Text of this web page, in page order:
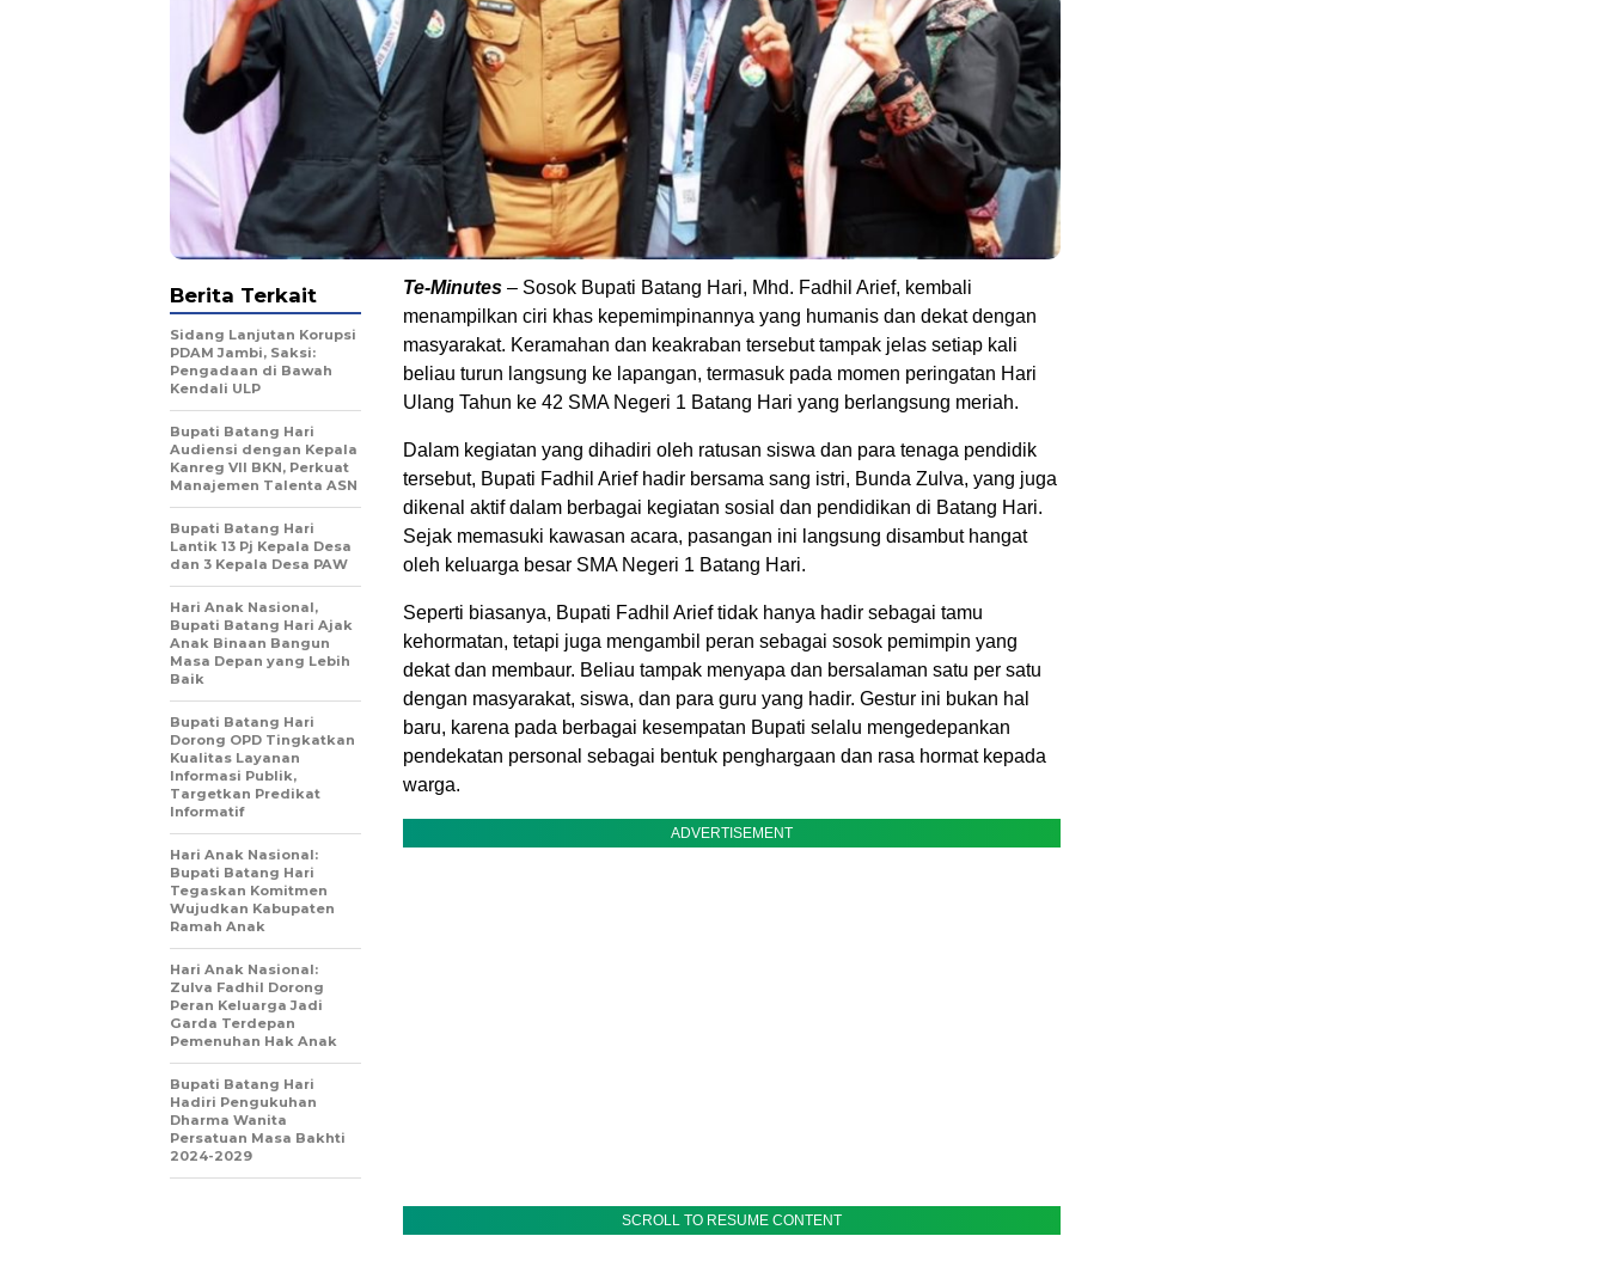
Te-Minutes – Sosok Bupati Batang Hari, Mhd. Fadhil Arief, kembali
menampilkan ciri khas kepemimpinannya yang humanis dan dekat dengan
masyarakat. Keramahan dan keakraban tersebut tampak jelas setiap kali
beliau turun langsung ke lapangan, termasuk pada momen peringatan Hari
Ulang Tahun ke 42 SMA Negeri 1 Batang Hari yang berlangsung meriah.
Dalam kegiatan yang dihadiri oleh ratusan siswa dan para tenaga pendidik
tersebut, Bupati Fadhil Arief hadir bersama sang istri, Bunda Zulva, yang juga
dikenal aktif dalam berbagai kegiatan sosial dan pendidikan di Batang Hari.
Sejak memasuki kawasan acara, pasangan ini langsung disambut hangat
oleh keluarga besar SMA Negeri 1 Batang Hari.
Seperti biasanya, Bupati Fadhil Arief tidak hanya hadir sebagai tamu
kehormatan, tetapi juga mengambil peran sebagai sosok pemimpin yang
dekat dan membaur. Beliau tampak menyapa dan bersalaman satu per satu
dengan masyarakat, siswa, dan para guru yang hadir. Gestur ini bukan hal
baru, karena pada berbagai kesempatan Bupati selalu mengedepankan
pendekatan personal sebagai bentuk penghargaan dan rasa hormat kepada
warga.
ADVERTISEMENT
SCROLL TO RESUME CONTENT
Berita Terkait
Sidang Lanjutan Korupsi
PDAM Jambi, Saksi:
Pengadaan di Bawah
Kendali ULP
Bupati Batang Hari
Audiensi dengan Kepala
Kanreg VII BKN, Perkuat
Manajemen Talenta ASN
Bupati Batang Hari
Lantik 13 Pj Kepala Desa
dan 3 Kepala Desa PAW
Hari Anak Nasional,
Bupati Batang Hari Ajak
Anak Binaan Bangun
Masa Depan yang Lebih
Baik
Bupati Batang Hari
Dorong OPD Tingkatkan
Kualitas Layanan
Informasi Publik,
Targetkan Predikat
Informatif
Hari Anak Nasional:
Bupati Batang Hari
Tegaskan Komitmen
Wujudkan Kabupaten
Ramah Anak
Hari Anak Nasional:
Zulva Fadhil Dorong
Peran Keluarga Jadi
Garda Terdepan
Pemenuhan Hak Anak
Bupati Batang Hari
Hadiri Pengukuhan
Dharma Wanita
Persatuan Masa Bakhti
2024-2029